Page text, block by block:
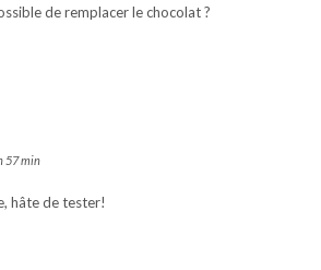
de remplacer le chocolat ?
57 min
hâte de tester!